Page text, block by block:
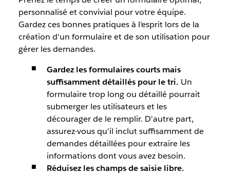
personnalisé et convivial pour votre équipe.
Gardez ces bonnes pratiques à l'esprit lors de la
création d'un formulaire et de son utilisation pour
gérer les demandes.
Gardez les formulaires courts mais
suffisamment détaillés pour le tri. Un
formulaire trop long ou détaillé pourrait
submerger les utilisateurs et les
décourager de le remplir. D'autre part,
assurez-vous qu'il inclut suffisamment de
demandes détaillées pour extraire les
informations dont vous avez besoin.
Réduisez les champs de saisie libre.